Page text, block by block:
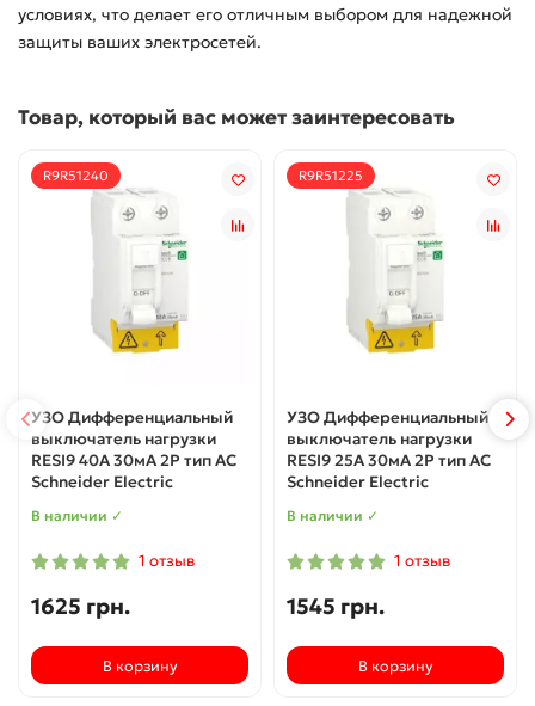
условиях, что делает его отличным выбором для надежной
защиты ваших электросетей.
Товар, который вас может заинтересовать
R9R51240
УЗО Дифференциальный
выключатель нагрузки
RESI9 40A 30мA 2P тип АС
Schneider Electric
В наличии ✓
1 отзыв
1625 грн.
В корзину
R9R51225
УЗО Дифференциальный
выключатель нагрузки
RESI9 25A 30мA 2P тип АС
Schneider Electric
В наличии ✓
1 отзыв
1545 грн.
В корзину